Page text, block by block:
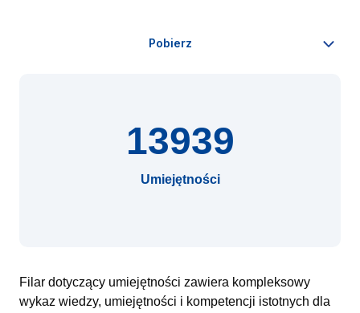
13939
Umiejętności
Filar dotyczący umiejętności zawiera kompleksowy
wykaz wiedzy, umiejętności i kompetencji istotnych dla